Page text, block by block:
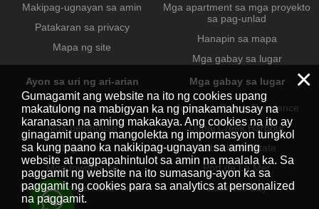
Makipag-ugnayan sa amin
Patakaran sa privacy
Mapa ng site
Mga apartment sa mga proyekto
sa pag-unlad
Hanapin sa mapa
Mga gabay sa lugar
Ayon sa uri ng ari-arian
Mga apartment
Mga penthouse
Mga villa
Mga townhouse
Mga komersyal na ari-arian
Mga gabay sa lugar
Jumeirah Beach Residence
Dubai Creek Harbour
Dubai Hills Estate
Port de La Mer
Business Bay
×
Gumagamit ang website na ito ng cookies upang
makatulong na mabigyan ka ng pinakamahusay na
karanasan na aming makakaya. Ang cookies na ito ay
ginagamit upang mangolekta ng impormasyon tungkol
sa kung paano ka nakikipag-ugnayan sa aming
website at nagpapahintulot sa amin na maalala ka. Sa
paggamit ng website na ito sumasang-ayon ka sa
paggamit ng cookies para sa analytics at personalized
na paggamit.